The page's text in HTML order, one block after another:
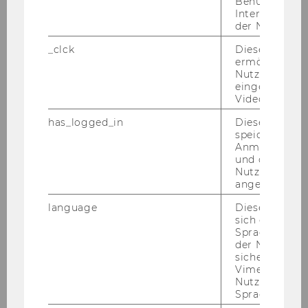
Krise plötz­lich in fi­nan­zi­el­le Schwie­rig­kei­ten
ge­ra­ten sind.
„Es ist ge­ra­de jetzt sehr wich­tig, dass sich be­
stehen­de und neue Kun­din­nen und Kun­den
mit aku­ten fi­nan­zi­el­len Pro­ble­men auf die So­zi­
al­märk­te ver­las­sen kön­nen", sagt Georg Je­len­
ko, Lei­ter aller So­zi­al­märk­te des Sa­ma­ri­ter­bund
Der Sa­ma­ri­ter­bund be­treibt fünf So­zi­al­märk­te
in Wien, die Le­bens­mit­tel und Hy­gie­ne­ar­ti­kel
zu be­son­ders güns­ti­gen Prei­sen ver­kau­fen.
SOMA Donau Zen­trum, Wa­gra­mer Stra­
ße 94, (Ein­gang Lam­pa­weg) 1220 Wien
SOMA Pil­ler­gas­se, Pil­ler­gas­se 20, 1150
der Nutzer*in
_clck
Dieses Cookie
ermöglicht
Nutzung des
Video Players
has_logged_in
Dieses Cookie
speichert
und ob sich
Nutzer*in
angemeldet
language
Dieses
sich die
der
Vimeo in der
Nutzer
Sprache